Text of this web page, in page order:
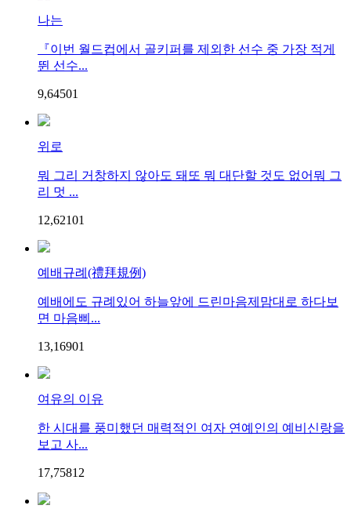
나는
『이번 월드컵에서 골키퍼를 제외한 선수 중 가장 적게
뛴 선수...
9,64501
위로
뭐 그리 거창하지 않아도 돼또 뭐 대단할 것도 없어뭐 그
리 멋 ...
12,62101
예배규례(禮拜規例)
예배에도 규례있어 하늘앞에 드린마음제맘대로 하다보
면 마음삐...
13,16901
여유의 이유
한 시대를 풍미했던 매력적인 여자 연예인의 예비신랑을
보고 사...
17,75812